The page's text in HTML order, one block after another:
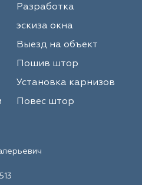
Разработка
эскиза окна
Выезд на объект
Пошив штор
Установка карнизов
Повес штор